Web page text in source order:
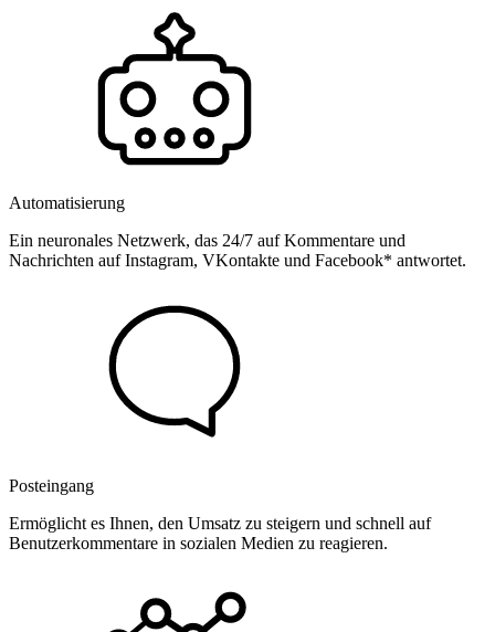
Automatisierung
Ein neuronales Netzwerk, das 24/7 auf Kommentare und
Nachrichten auf Instagram, VKontakte und Facebook* antwortet.
Posteingang
Ermöglicht es Ihnen, den Umsatz zu steigern und schnell auf
Benutzerkommentare in sozialen Medien zu reagieren.